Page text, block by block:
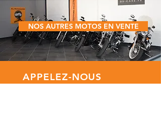
NOS AUTRES MOTOS EN VENTE
APPELEZ-NOUS